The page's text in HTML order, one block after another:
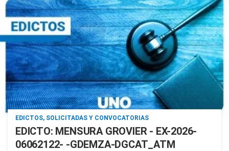
EDICTOS, SOLICITADAS Y CONVOCATORIAS
EDICTO: MENSURA GROVIER - EX-2026-
06062122- -GDEMZA-DGCAT_ATM